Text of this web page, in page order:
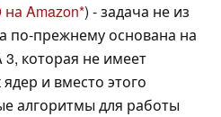
на Amazon ) - задача не из
по-прежнему основана на
3, которая не имеет
и вместо этого
алгоритмы для работы